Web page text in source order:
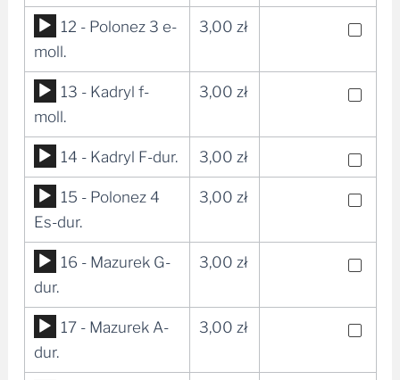
plików
dźwiękowych
Odtwarzacz
plików
dźwiękowych
12 - Polonez 3 e-
moll.
3,00 zł
Odtwarzacz
plików
dźwiękowych
13 - Kadryl f-
moll.
3,00 zł
Odtwarzacz
plików
dźwiękowych
14 - Kadryl F-dur. 3,00 zł
Odtwarzacz
plików
dźwiękowych
15 - Polonez 4
Es-dur.
3,00 zł
Odtwarzacz
plików
dźwiękowych
16 - Mazurek G-
dur.
3,00 zł
Odtwarzacz
plików
dźwiękowych
17 - Mazurek A-
dur.
3,00 zł